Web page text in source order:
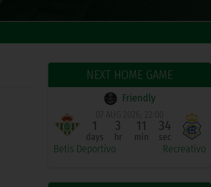
NEXT HOME GAME
Friendly
Betis Deportivo
07 AUG 2026, 22:00
1
days
3
hr
11
min
33
sec
Recreativo